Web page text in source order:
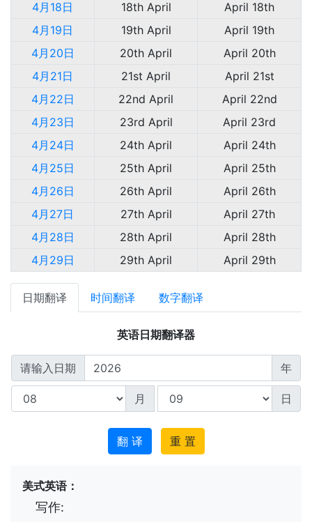
4月18日 18th April
April 18th
4月19日
19th April
April 19th
4月20日
20th April
April 20th
4月21日
21st April
April 21st
4月22日
22nd April
April 22nd
4月23日
23rd April
April 23rd
4月24日
24th April
April 24th
4月25日
25th April
April 25th
4月26日
26th April
April 26th
4月27日
27th April
April 27th
4月28日
28th April
April 28th
4月29日
29th April April 29th
日期翻译 时间翻译 数字翻译
英语日期翻译器
请输入日期 年
月 日
翻 译 重 置
美式英语：
写作: